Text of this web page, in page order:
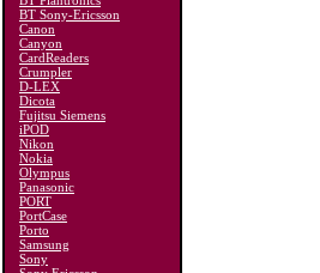
BT Sony-Ericsson
Canon
Canyon
CardReaders
Crumpler
D-LEX
Dicota
Fujitsu Siemens
iPOD
Nikon
Nokia
Olympus
Panasonic
PORT
PortCase
Porto
Samsung
Sony